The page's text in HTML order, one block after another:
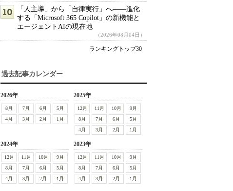
「人主導」から「自律実行」へ――進化
する「Microsoft 365 Copilot」の新機能と
エージェントAIの現在地
（2026年08月04日）
ランキングトップ30
過去記事カレンダー
2026年
8月 7月 6月
5月
4月
3月 2月 1月
2025年
12月 11月 10月
9月
8月
7月 6月
5月
4月
3月 2月 1月
2024年
12月 11月 10月
9月
8月
7月 6月
5月
4月
3月 2月 1月
2023年
12月 11月 10月
9月
8月
7月 6月
5月
4月
3月 2月 1月